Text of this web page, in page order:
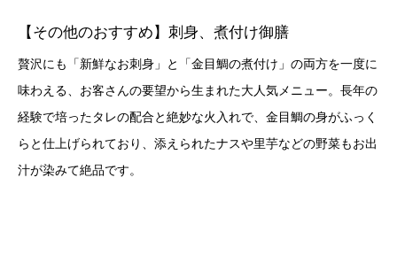
【その他のおすすめ】刺身、煮付け御膳
贅沢にも「新鮮なお刺身」と「金目鯛の煮付け」の両方を一度に
味わえる、お客さんの要望から生まれた大人気メニュー。長年の
経験で培ったタレの配合と絶妙な火入れで、金目鯛の身がふっく
らと仕上げられており、添えられたナスや里芋などの野菜もお出
汁が染みて絶品です。